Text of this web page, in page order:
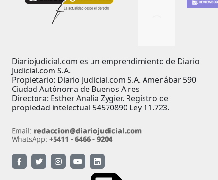
Diariojudicial.com es un emprendimiento de Diario
Judicial.com S.A.
Propietario: Diario Judicial.com S.A. Amenábar 590
Ciudad Autónoma de Buenos Aires
Directora: Esther Analía Zygier. Registro de
propiedad intelectual 54570890 Ley 11.723.